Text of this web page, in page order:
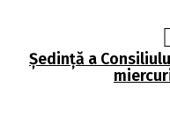
Şedinţă a